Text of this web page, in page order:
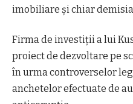
imobiliare şi chiar
Firma de investiţii a lui
proiect de dezvoltare pe
în urma controverselor
anchetelor efectuate de